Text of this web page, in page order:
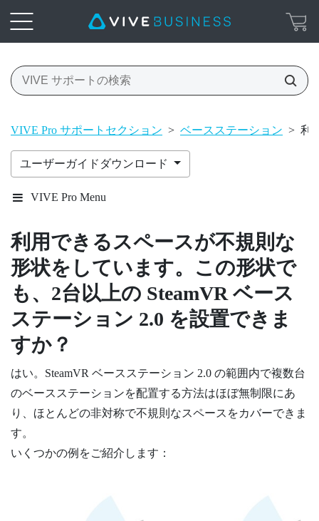
VIVE Pro サポートセクション > ベースステーション > 利
ユーザーガイドダウンロード
VIVE Pro Menu
利用できるスペースが不規則な
形状をしています。この形状で
も、2台以上の SteamVR ベース
ステーション 2.0 を設置できま
すか？
はい。 SteamVR ベースステーション 2.0 の範囲内で複数台
のベースステーションを配置する方法はほぼ無制限にあ
り、ほとんどの非対称で不規則なスペースをカバーできま
す。
いくつかの例をご紹介します：